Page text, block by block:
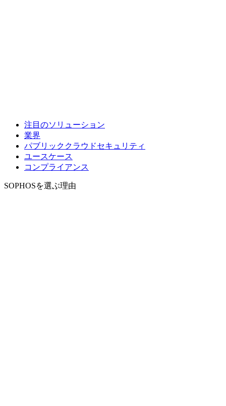
注目のソリューション
業界
パブリッククラウドセキュリティ
ユースケース
コンプライアンス
SOPHOSを選ぶ理由